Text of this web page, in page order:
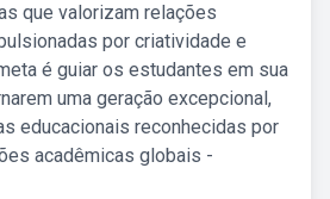
que valorizam relações
por criatividade e
é guiar os estudantes em sua
uma geração excepcional,
educacionais reconhecidas por
acadêmicas globais -